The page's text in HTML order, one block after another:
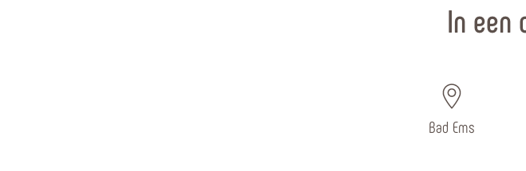
In een
Bad Ems